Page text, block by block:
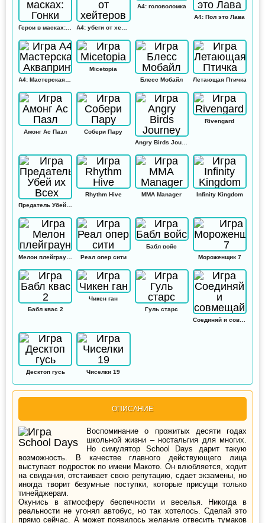
ОПИСАНИЕ
Воспоминание о прожитых десяти годах
школьной жизни – ностальгия для многих.
Но симулятор School Days дарит такую
возможность. В качестве главного действующего лица
выступает подросток по имени Макото. Он влюбляется, ходит
на свидания, отстаивает свою репутацию, сдает экзамены, но
иногда творит безумные поступки, которые присущи только
тинейджерам.
Окунись в атмосферу беспечности и веселья. Никогда в
реальности не угонял автобус, но так хотелось. Сделай это
прямо сейчас. А может появилось желание отвесить тумаков
А4: головоломка
А4: Пол это Лава
Micetopia
Блесс Мобайл
Летающая Птичка
Амонг Ас Пазл
Собери Пару
Angry Birds Journey
Rivengard
Rhythm Hive MMA Manager Infinity Kingdom
Реал опер сити
Бабл войс
Мороженщик 7
Бабл квас 2
Чикен ган
Гуль старс
Соединяй и совмещай
Десктоп гусь Чиселки 19